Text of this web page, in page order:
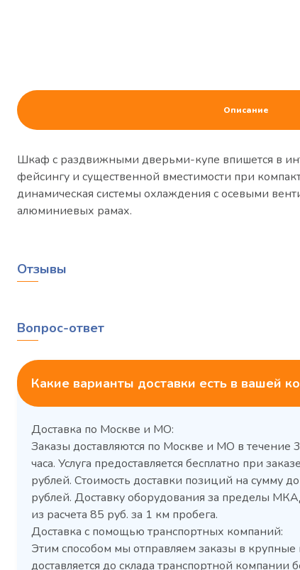
Описание
Шкаф с раздвижными дверьми-купе впишется в
фейсингу и существенной вместимости при
динамическая системы охлаждения с осевыми
алюминиевых рамах.
Холодильный шкаф Polair
CM105-G из нержавеющей
стали
Расход
электроэнергии за
3,5
Отзывы
Вопрос-ответ
Какие варианты доставки есть в вашей
Доставка по Москве и МО:
Заказы доставляются по Москве и МО в течение
часа. Услуга предоставляется бесплатно при
рублей. Стоимость доставки позиций на сумму
рублей. Доставку оборудования за пределы
из расчета 85 руб. за 1 км пробега.
Доставка с помощью транспортных компаний:
Этим способом мы отправляем заказы в крупные
доставляется до склада транспортной компании